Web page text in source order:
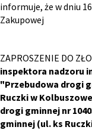
informuje, że w dniu
Zakupowej
ZAPROSZENIE DO
inspektora nadzoru
"Przebudowa drogi
Ruczki w
drogi gminnej nr
gminnej (ul. ks